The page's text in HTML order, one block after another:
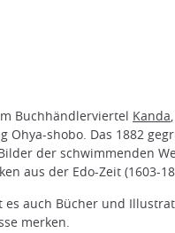
Buchhändlerviertel Kanda
Ohya-shobo. Das 1882
der schwimmenden
aus der Edo-Zeit (1603-
es auch Bücher und
merken.